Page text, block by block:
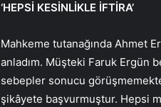
‘HEPSİ KESİNLİKLE İFTİRA’
Mahkeme tutanağında Ahmet
anladım. Müşteki Faruk Ergün
sebepler sonucu
şikâyete başvurmuştur. Hepsi